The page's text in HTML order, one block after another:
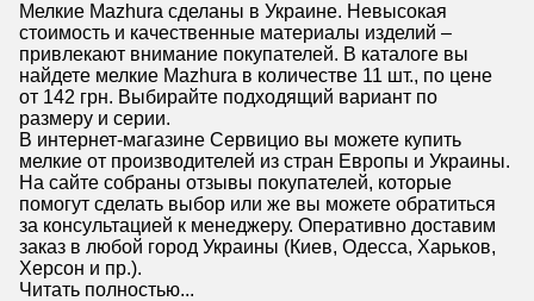
Мелкие Mazhura сделаны в Украине. Невысокая
стоимость и качественные материалы изделий –
привлекают внимание покупателей. В каталоге вы
найдете мелкие Mazhura в количестве 11 шт., по цене
от 142 грн. Выбирайте подходящий вариант по
размеру и серии.
В интернет-магазине Сервицио вы можете купить
мелкие от производителей из стран Европы и Украины.
На сайте собраны отзывы покупателей, которые
помогут сделать выбор или же вы можете обратиться
за консультацией к менеджеру. Оперативно доставим
заказ в любой город Украины (Киев, Одесса, Харьков,
Херсон и пр.).
Читать полностью...